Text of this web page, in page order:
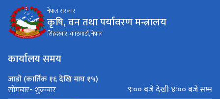
नेपाल सरकार
कृषि, वन तथा पर्यावरण मन्त्रालय
सिंहदरबार, काठमाडौं, नेपाल
कार्यालय समय
जाडो (कार्तिक १६ देखि माघ १५)
सोमबार- शुक्रबार
९ः०० बजे देखी ४ः०० बजे सम्म